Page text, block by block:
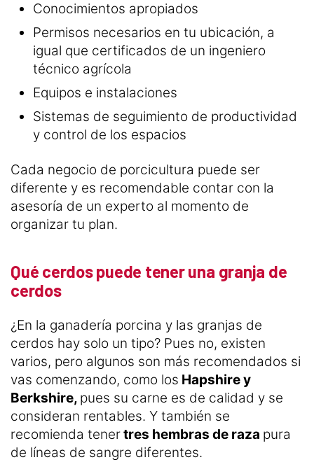
Conocimientos apropiados
Permisos necesarios en tu ubicación, a
igual que certificados de un ingeniero
técnico agrícola
Equipos e instalaciones
Sistemas de seguimiento de productividad
y control de los espacios
Cada negocio de porcicultura puede ser
diferente y es recomendable contar con la
asesoría de un experto al momento de
organizar tu plan.
Qué cerdos puede tener una granja de
cerdos
¿En la ganadería porcina y las granjas de
cerdos hay solo un tipo? Pues no, existen
varios, pero algunos son más recomendados si
vas comenzando, como los Hapshire y
Berkshire, pues su carne es de calidad y se
consideran rentables. Y también se
recomienda tenertres hembras de raza pura
de líneas de sangre diferentes.